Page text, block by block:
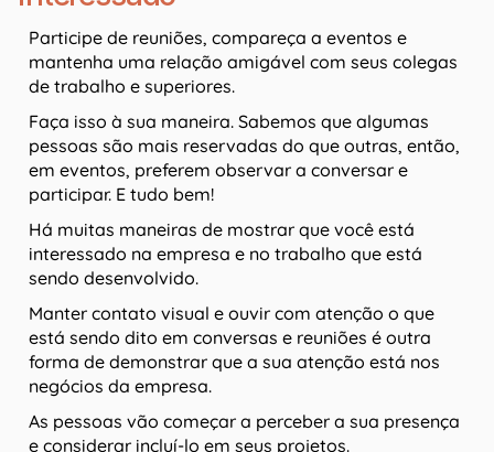
Participe de reuniões, compareça a eventos e
mantenha uma relação amigável com seus colegas
de trabalho e superiores.
Faça isso à sua maneira. Sabemos que algumas
pessoas são mais reservadas do que outras, então,
em eventos, preferem observar a conversar e
participar. E tudo bem!
Há muitas maneiras de mostrar que você está
interessado na empresa e no trabalho que está
sendo desenvolvido.
Manter contato visual e ouvir com atenção o que
está sendo dito em conversas e reuniões é outra
forma de demonstrar que a sua atenção está nos
negócios da empresa.
As pessoas vão começar a perceber a sua presença
e considerar incluí-lo em seus projetos.